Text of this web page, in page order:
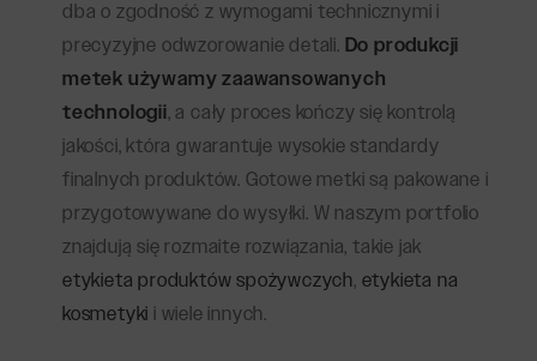
dba o zgodność z wymogami technicznymi i
precyzyjne odwzorowanie detali. Do produkcji
metek używamy zaawansowanych
technologii, a cały proces kończy się kontrolą
jakości, która gwarantuje wysokie standardy
finalnych produktów. Gotowe metki są pakowane i
przygotowywane do wysyłki. W naszym portfolio
znajdują się rozmaite rozwiązania, takie jak
etykieta produktów spożywczych, etykieta na
kosmetyki i wiele innych.